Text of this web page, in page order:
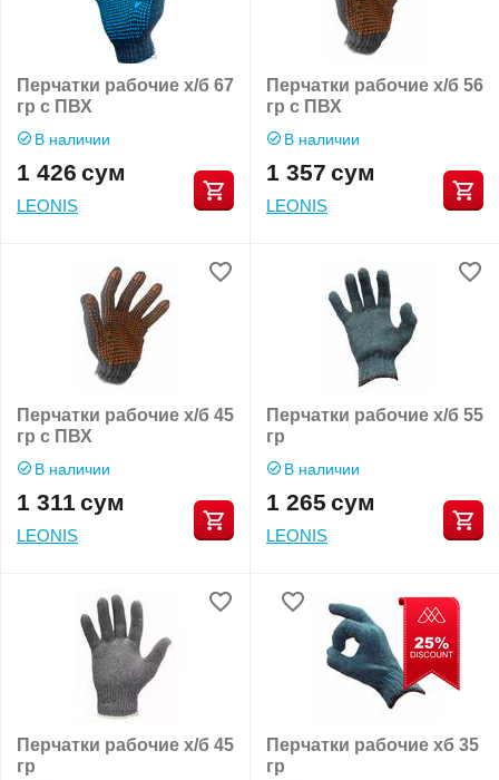
Перчатки рабочие х/б 67
гр с ПВХ
В наличии
1 426 сум
LEONIS
Перчатки рабочие х/б 56
гр с ПВХ
В наличии
1 357 сум
LEONIS
Перчатки рабочие х/б 45
гр с ПВХ
В наличии
1 311 сум
LEONIS
Перчатки рабочие х/б 55
гр
В наличии
1 265 сум
LEONIS
Перчатки рабочие х/б 45
гр
Перчатки рабочие хб 35
гр